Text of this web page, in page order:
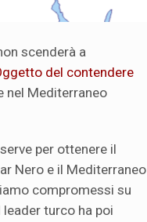
scenderà a
del contendere
nel Mediterraneo
per ottenere il
Nero e il Mediterraneo
compromessi su
turco ha poi